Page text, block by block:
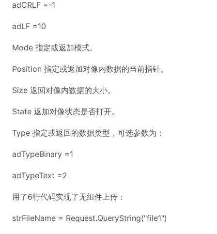
adCRLF =-1
adLF =10
Mode 指定或返加模式。
Position 指定或返加对像内数据的当前指针。
Size 返回对像内数据的大小。
State 返加对像状态是否打开。
Type 指定或返回的数据类型，可选参数为：
adTypeBinary =1
adTypeText =2
用了6行代码实现了无组件上传：
strFileName = Request.QueryString("file1")